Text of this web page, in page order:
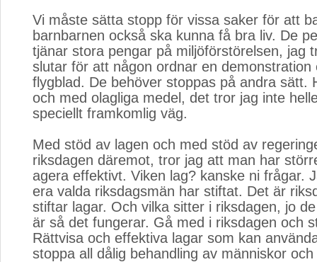
Vi måste sätta stopp för vissa saker för att
barnbarnen också ska kunna få bra liv. De
tjänar stora pengar på miljöförstörelsen, jag
slutar för att någon ordnar en demonstration
flygblad. De behöver stoppas på andra sätt.
och med olagliga medel, det tror jag inte
speciellt framkomlig väg.
Med stöd av lagen och med stöd av
riksdagen däremot, tror jag att man har
agera effektivt. Viken lag? kanske ni frågar.
era valda riksdagsmän har stiftat. Det är
stiftar lagar. Och vilka sitter i riksdagen, jo
är så det fungerar. Gå med i riksdagen och
Rättvisa och effektiva lagar som kan
stoppa all dålig behandling av människor